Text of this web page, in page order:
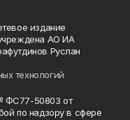
издание
АО ИА
Руслан
технологий
ФС77-50803 от
по надзору в сфере